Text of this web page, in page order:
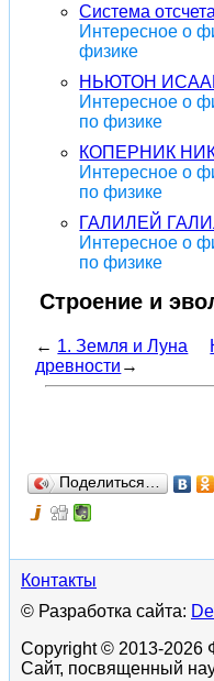
Система
Интересное о
физике
НЬЮТОН
Интересное о
по физике
КОПЕРНИК
Интересное о
по физике
ГАЛИЛЕЙ
Интересное о
по физике
Строение и
← 1. Земля и Луна
древности →
Поделиться…
Контакты
© Разработка сайта:
Copyright © 2013-2026
Сайт, посвященный